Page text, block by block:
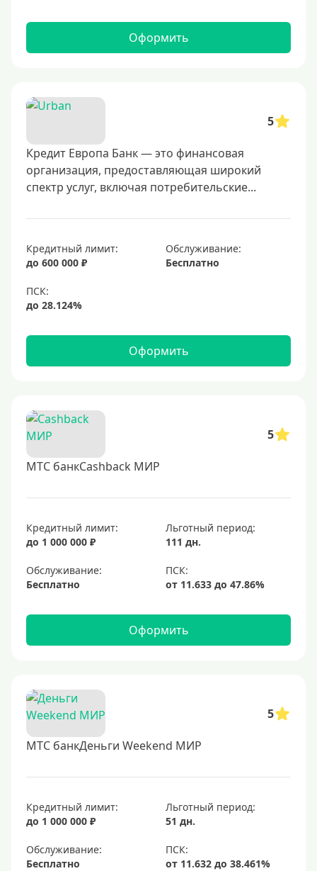
Оформить
5
Кредит Европа Банк — это финансовая
организация, предоставляющая широкий
спектр услуг, включая потребительские...
Кредитный лимит:
до 600 000 ₽
Обслуживание:
Бесплатно
Оформить
5
МТС банкCashback МИР
Кредитный лимит:
до 1 000 000 ₽
Льготный период:
111 дн.
Обслуживание:
Бесплатно
Оформить
5
МТС банкДеньги Weekend МИР
Кредитный лимит:
до 1 000 000 ₽
Льготный период:
51 дн.
Обслуживание:
Бесплатно